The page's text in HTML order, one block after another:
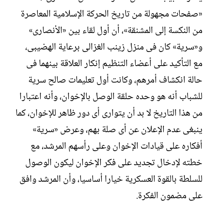
«صفحات مجهولة من تاريخ الحركة الإسلامية المعاصرة
من النكسة إلى المشنقة»، أن أول لقاء بين «الأنصارى»
و«سرية» كان فى منزل زينب الغزالى برعاية الهضيبى،
مع التأكيد على أعضاء التنظيم إنكار العلاقة بينهما فى
حالة انكشاف أمرهم، وكانت أول تعليمات صالح سرية
للشباب أنه هو وحده حلقة الوصل بالإخوان، وأنه اعتبارا
من هذا التاريخ لا بد أن يتوارى أى دور ظاهر للإخوان، كما
ينبغى عدم الإعلان عن أى صلة بهم، وعرض «سرية»
أفكاره على قيادات الإخوان وعلى رأسهم المرشد، مع
خطته لإدخال تجديد على فكر الإخوان ليكون الوصول
للسلطة بالقوة العسكرية خيارا أساسيا، وأن المرشد وافق
على مضمون الفكرة.